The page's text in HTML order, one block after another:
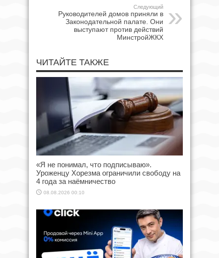
Следующий
Руководителей домов приняли в
Законодательной палате. Они
выступают против действий
МинстройЖКХ
ЧИТАЙТЕ ТАКЖЕ
«Я не понимал, что подписываю».
Уроженцу Хорезма ограничили свободу на
4 года за наёмничество
08.08.2026 00:10